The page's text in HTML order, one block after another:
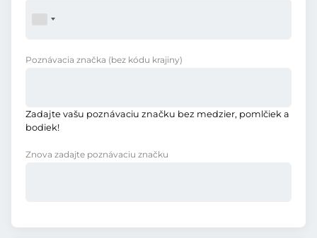
Poznávacia značka (bez kódu krajiny)
Zadajte vašu poznávaciu značku bez medzier, pomlčiek a
bodiek!
Znova zadajte poznávaciu značku